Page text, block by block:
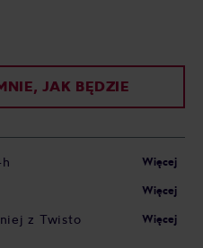
JAK BĘDZIE
Więcej
Więcej
z Twisto Więcej